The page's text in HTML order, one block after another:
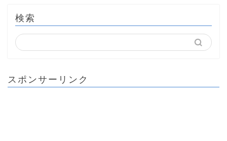
検索
スポンサーリンク